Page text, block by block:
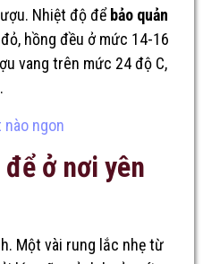
Nhiệt độ để bảo quản
hồng đều ở mức 14-16
vang trên mức 24 độ C,
nào ngon
ở nơi yên
Một vài rung lắc nhẹ từ